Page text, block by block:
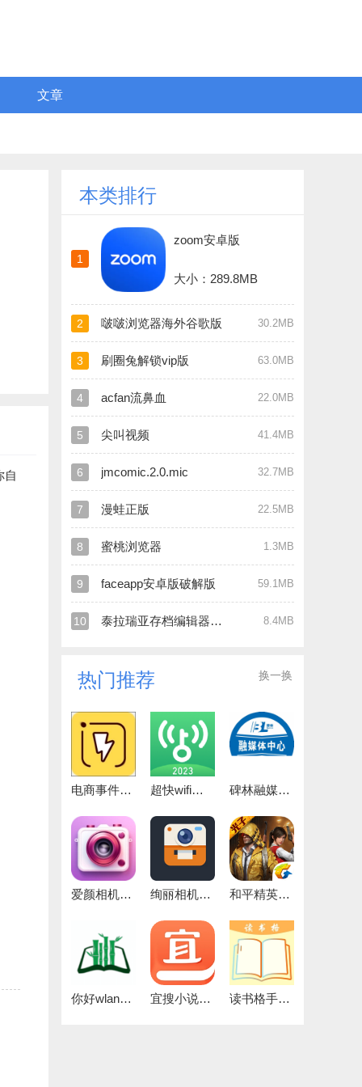
文章
自
本类排行
1
zoom安卓版
大小：289.8MB
2 啵啵浏览器海外谷歌版 30.2MB
3 刷圈兔解锁vip版 63.0MB
4 acfan流鼻血 22.0MB
5 尖叫视频 41.4MB
6 jmcomic.2.0.mic 32.7MB
7 漫蛙正版 22.5MB
8 蜜桃浏览器 1.3MB
9 faceapp安卓版破解版 59.1MB
10 泰拉瑞亚存档编辑器官网版 8.4MB
热门推荐 换一换
电商事件官方正版 超快wifi助手官方版 碑林融媒免费版
爱颜相机官方最新版 绚丽相机官方最新版 和平精英灵敏度正版
你好wland官方版 宜搜小说去广告通用版 读书格手机版